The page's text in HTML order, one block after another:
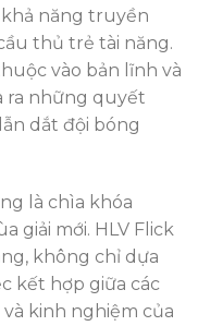
năng truyền
thủ trẻ tài năng.
vào bản lĩnh và
ra những quyết
dắt đội bóng
là chìa khóa
giải mới. HLV Flick
không chỉ dựa
kết hợp giữa các
kinh nghiệm của